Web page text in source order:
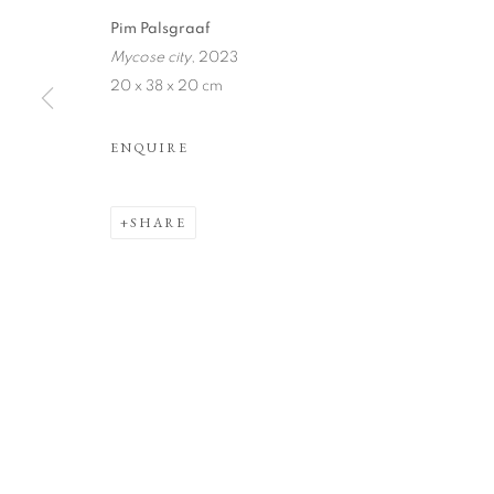
20 APRIL - 26 MAY 2024
Pim Palsgraaf
Mycose city, 2023
20 x 38 x 20 cm
ENQUIRE
SHARE